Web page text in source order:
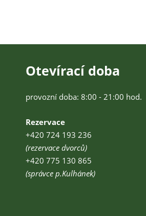
Otevírací doba
provozní doba: 8:00 - 21:00 hod.
Rezervace
+420 724 193 236
(rezervace dvorců)
+420 775 130 865
(správce p.Kulhánek)